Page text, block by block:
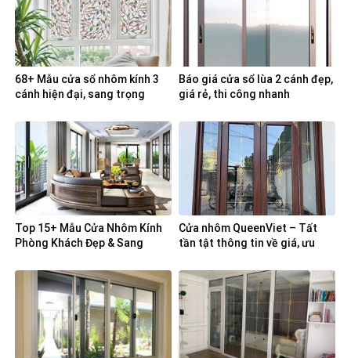
68+ Mẫu cửa sổ nhôm kính 3
cánh hiện đại, sang trọng
Báo giá cửa sổ lùa 2 cánh đẹp,
giá rẻ, thi công nhanh
Top 15+ Mẫu Cửa Nhôm Kính
Phòng Khách Đẹp & Sang
Cửa nhôm QueenViet – Tất
tần tật thông tin về giá, ưu